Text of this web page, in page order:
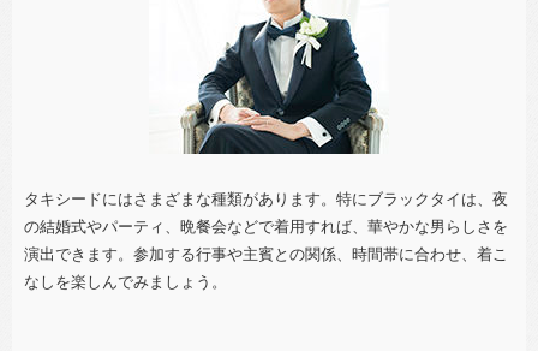
タキシードにはさまざまな種類があります。特にブラックタイは、夜
の結婚式やパーティ、晩餐会などで着用すれば、華やかな男らしさを
演出できます。参加する行事や主賓との関係、時間帯に合わせ、着こ
なしを楽しんでみましょう。